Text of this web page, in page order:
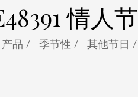
情人节
产品 / 季节性 / 其他节日 /